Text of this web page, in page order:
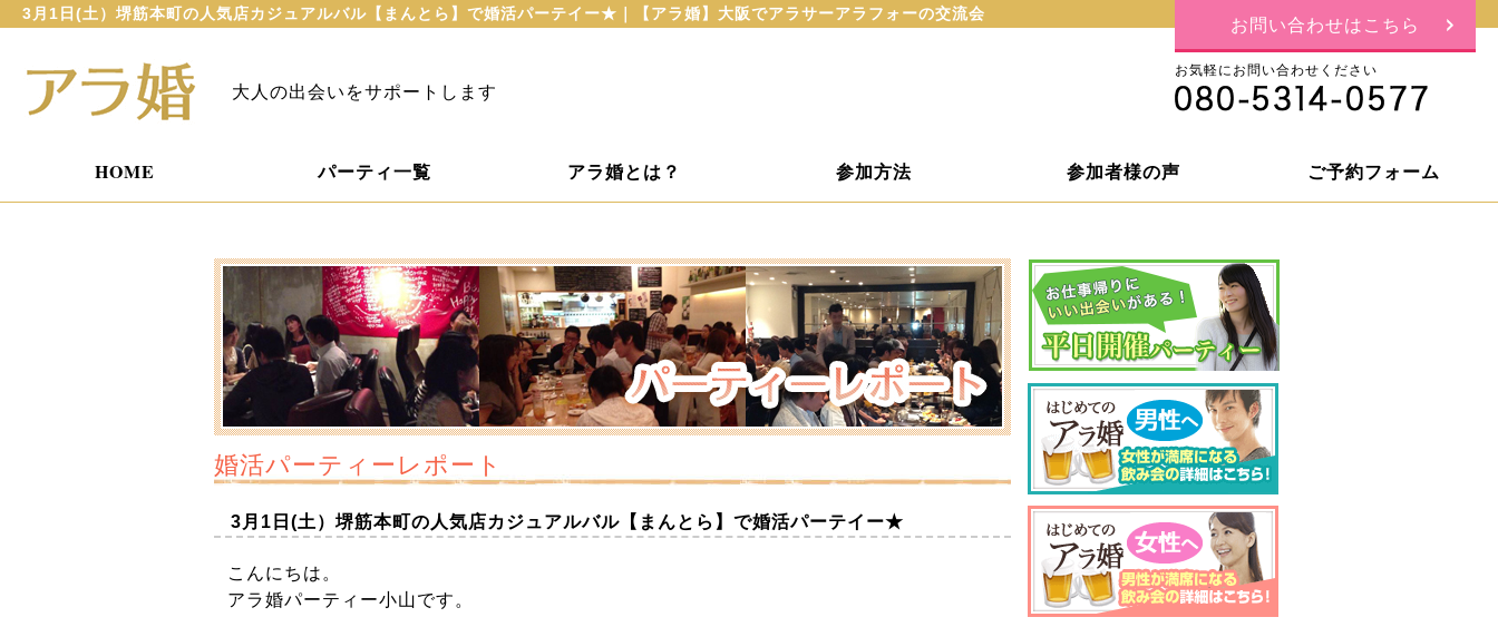
3月1日(土）堺筋本町の人気店カジュアルバル【まんとら】で婚活パーテイー★｜【アラ婚】大阪でアラサーアラフォーの交流会
大人の出会いをサポートします
お問い合わせはこちら
お気軽にお問い合わせください
HOME パーティ一覧 アラ婚とは？ 参加方法 参加者様の声 ご予約フォーム
婚活パーティーレポート
3月1日(土）堺筋本町の人気店カジュアルバル【まんとら】で婚活パーテイー★
こんにちは。
アラ婚パーティー小山です。